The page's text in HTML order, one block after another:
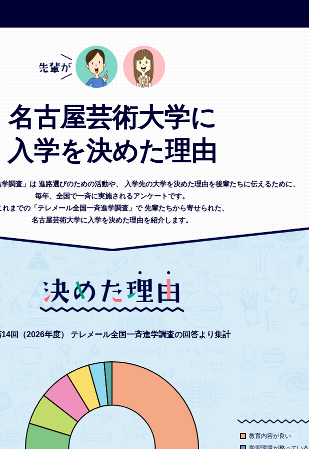
名古屋芸術大学に
入学を決めた理由
調査」は進路選びのための活動や、入学先の大学を決めた理由を後輩たちに伝えるために、
毎年、全国で一斉に実施されるアンケートです。
れまでの「テレメール全国一斉進学調査」で先輩たちから寄せられた、
名古屋芸術大学に入学を決めた理由を紹介します。
回（2026年度） テレメール全国一斉進学調査の回答より集計
教育内容が良い